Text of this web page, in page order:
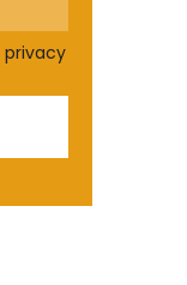
privacy